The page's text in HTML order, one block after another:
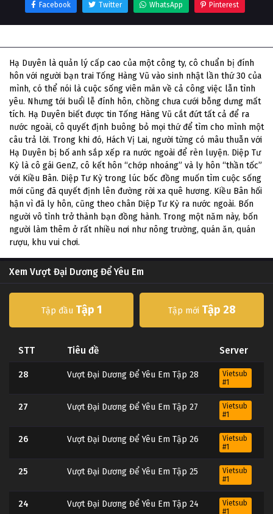
Facebook Twitter WhatsApp Pinterest
Hạ Duyên là quản lý cấp cao của một công ty, cô chuẩn bị đính
hôn với người bạn trai Tống Hàng Vũ vào sinh nhật lần thứ 30 của
mình, có thể nói là cuộc sống viên mãn về cả công việc lẫn tình
yêu. Nhưng tới buổi lễ đính hôn, chồng chưa cưới bỗng dưng mất
tích. Hạ Duyên biết được tin Tống Hàng Vũ cắt đứt tất cả để ra
nước ngoài, cô quyết định buông bỏ mọi thứ để tìm cho mình một
câu trả lời. Trong khi đó, Hách Vị Lai, người từng có mâu thuẫn với
Hạ Duyên bị bố anh sắp xếp ra nước ngoài để rèn luyện. Diệp Tư
Kỳ là cô gái GenZ, cô kết hôn “chớp nhoáng” và ly hôn “thần tốc”
với Kiều Bân. Diệp Tư Kỳ trong lúc bốc đồng muốn tìm cuộc sống
mới cũng đã quyết định lên đường rời xa quê hương. Kiều Bân hối
hận vì đã ly hôn, cũng theo chân Diệp Tư Kỳ ra nước ngoài. Bốn
người vô tình trở thành bạn đồng hành. Trong một năm này, bốn
người làm thêm ở rất nhiều nơi như nông trường, quán ăn, quán
rượu, khu vui chơi.
Xem Vượt Đại Dương Để Yêu Em
Tập đầu Tập 1 Tập mới Tập 28
STT Tiêu đề Server
28 Vượt Đại Dương Để Yêu Em Tập 28
Vietsub
#1
27 Vượt Đại Dương Để Yêu Em Tập 27
Vietsub
#1
26 Vượt Đại Dương Để Yêu Em Tập 26
Vietsub
#1
25 Vượt Đại Dương Để Yêu Em Tập 25
Vietsub
#1
24 Vượt Đại Dương Để Yêu Em Tập 24
Vietsub
#1